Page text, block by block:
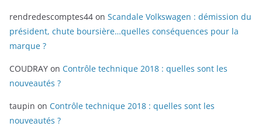
rendredescomptes44 on Scandale Volkswagen : démission du
président, chute boursière…quelles conséquences pour la
marque ?
COUDRAY on Contrôle technique 2018 : quelles sont les
nouveautés ?
taupin on Contrôle technique 2018 : quelles sont les
nouveautés ?